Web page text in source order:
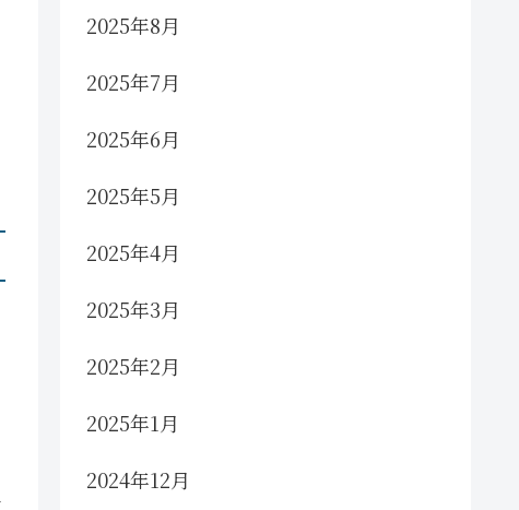
2025年8月
2025年7月
2025年6月
2025年5月
2025年4月
2025年3月
2025年2月
2025年1月
2024年12月